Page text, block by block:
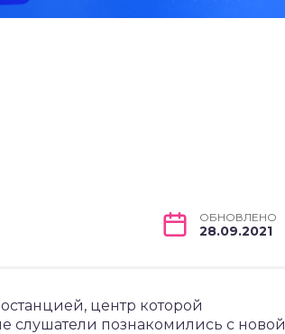
ОБНОВЛЕНО
28.09.2021
центр которой
слушатели познакомились с новой